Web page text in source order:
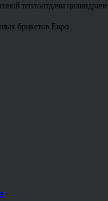
теплоотдачи
брикетов Евро